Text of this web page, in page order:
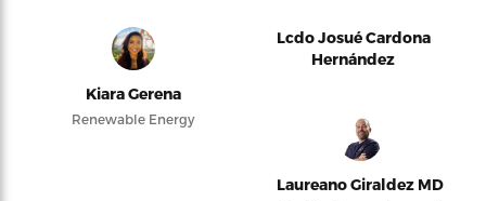
Kiara Gerena
Renewable Energy
Lcdo Josué Cardona
Hernández
Laureano Giraldez MD